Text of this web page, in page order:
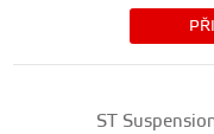
ST